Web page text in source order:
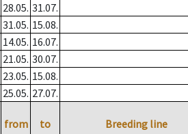
28.05. 31.07.
31.05. 15.08.
14.05. 16.07.
21.05. 30.07.
23.05. 15.08.
25.05. 27.07.
from to Breeding line